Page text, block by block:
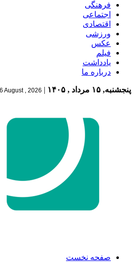
فرهنگی
اجتماعی
اقتصادی
ورزشی
عکس
فیلم
یادداشت
درباره ما
پنجشنبه, ۱۵ مرداد , ۱۴۰۵ |
August , 2026
صفحه نخست